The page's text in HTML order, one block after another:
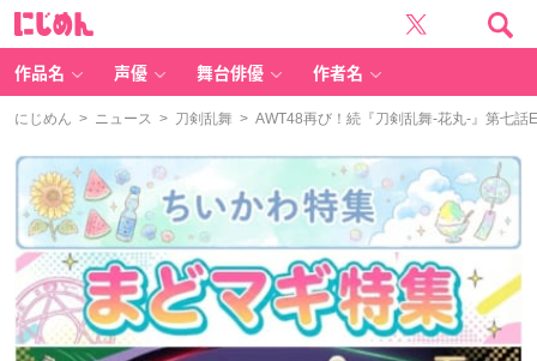
作品名 声優 舞台俳優 作者名
にじめん > ニュース > 刀剣乱舞 > AWT48再び！続『刀剣乱舞-花丸-』​第七話